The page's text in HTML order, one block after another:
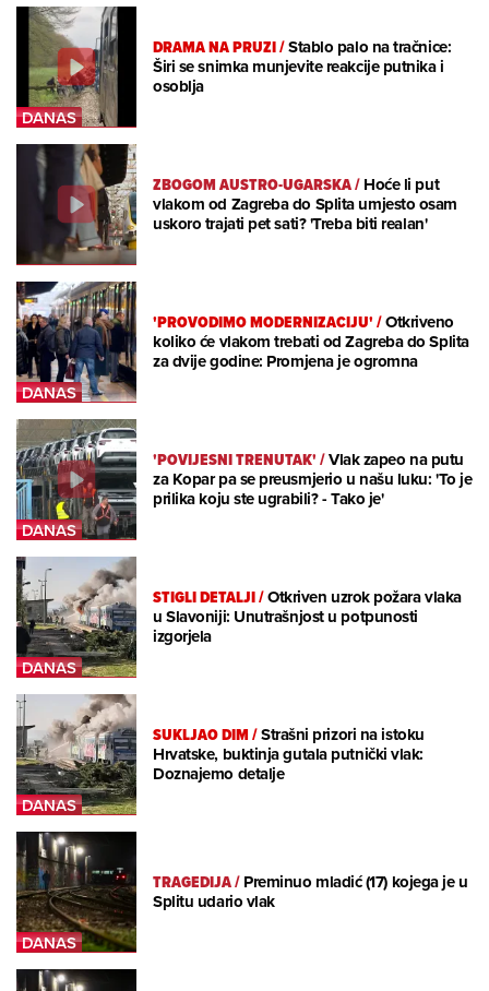
DRAMA NA PRUZI/Stablo palo na tračnice:
Širi se snimka munjevite reakcije putnika i
osoblja
ZBOGOM AUSTRO-UGARSKA/Hoće li put
vlakom od Zagreba do Splita umjesto osam
uskoro trajati pet sati? 'Treba biti realan'
'PROVODIMO MODERNIZACIJU'/Otkriveno
koliko će vlakom trebati od Zagreba do Splita
za dvije godine: Promjena je ogromna
'POVIJESNI TRENUTAK'/Vlak zapeo na putu
za Kopar pa se preusmjerio u našu luku: 'To je
prilika koju ste ugrabili? - Tako je'
STIGLI DETALJI/Otkriven uzrok požara vlaka
u Slavoniji: Unutrašnjost u potpunosti
izgorjela
SUKLJAO DIM/Strašni prizori na istoku
Hrvatske, buktinja gutala putnički vlak:
Doznajemo detalje
TRAGEDIJA/Preminuo mladić (17) kojega je u
Splitu udario vlak